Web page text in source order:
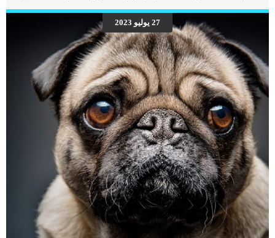
27 يوليو 2023